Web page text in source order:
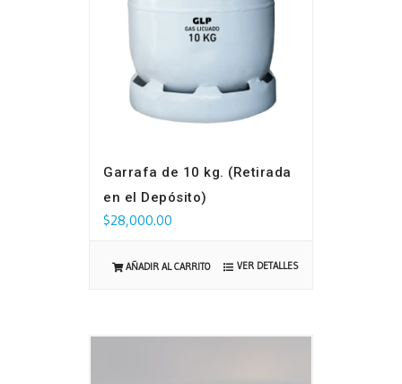
Garrafa de 10 kg. (Retirada
en el Depósito)
$28,000.00
AÑADIR AL CARRITO VER DETALLES